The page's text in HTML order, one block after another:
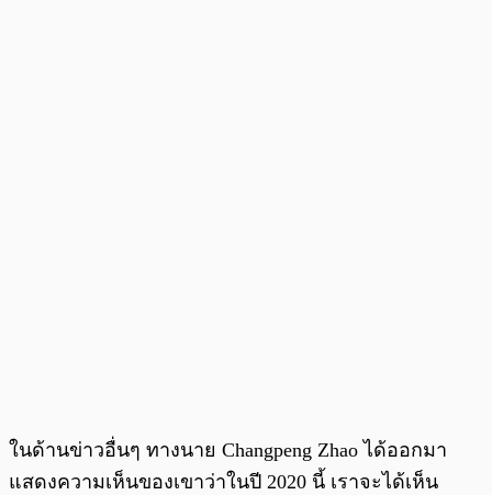
ในด้านข่าวอื่นๆ ทางนาย Changpeng Zhao ได้ออกมา
แสดงความเห็นของเขาว่าในปี 2020 นี้ เราจะได้เห็น